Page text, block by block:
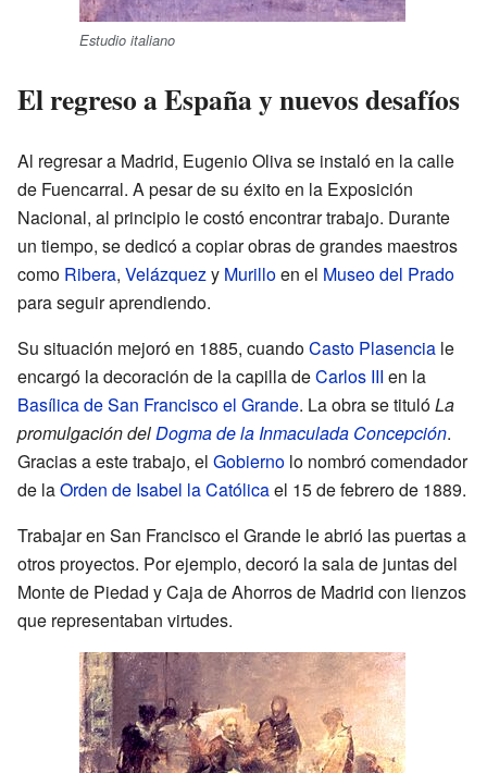
Estudio italiano
El regreso a España y nuevos desafíos
Al regresar a Madrid, Eugenio Oliva se instaló en la calle
de Fuencarral. A pesar de su éxito en la Exposición
Nacional, al principio le costó encontrar trabajo. Durante
un tiempo, se dedicó a copiar obras de grandes maestros
como Ribera, Velázquezy Murilloen el Museo del Prado
para seguir aprendiendo.
Su situación mejoró en 1885, cuandoCasto Plasencia le
encargó la decoración de la capilla deCarlos III en la
Basílica de San Francisco el Grande. La obra se titulóLa
promulgación delDogma de la Inmaculada Concepción.
Gracias a este trabajo, el Gobierno lo nombró comendador
de laOrden de Isabel la Católicael 15 de febrero de 1889.
Trabajar en San Francisco el Grande le abrió las puertas a
otros proyectos. Por ejemplo, decoró la sala de juntas del
Monte de Piedad y Caja de Ahorros de Madrid con lienzos
que representaban virtudes.